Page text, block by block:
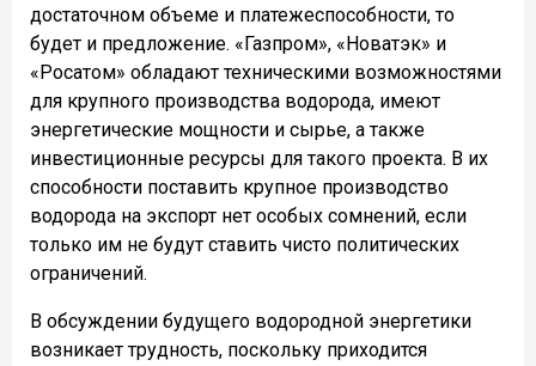
достаточном объеме и платежеспособности, то
будет и предложение. «Газпром», «Новатэк» и
«Росатом» обладают техническими возможностями
для крупного производства водорода, имеют
энергетические мощности и сырье, а также
инвестиционные ресурсы для такого проекта. В их
способности поставить крупное производство
водорода на экспорт нет особых сомнений, если
только им не будут ставить чисто политических
ограничений.
В обсуждении будущего водородной энергетики
возникает трудность, поскольку приходится